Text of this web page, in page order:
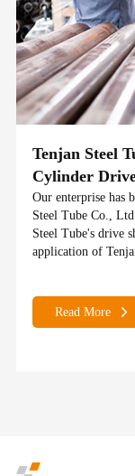
Tenjan Steel
Cylinder
Our enterprise has
Steel Tube Co.,
Steel Tube's drive
application of
Read More